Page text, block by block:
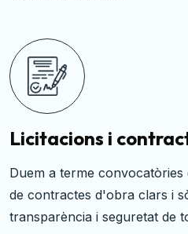
Execució i
Supervisem
exhaustiu de la
l'adhesió al